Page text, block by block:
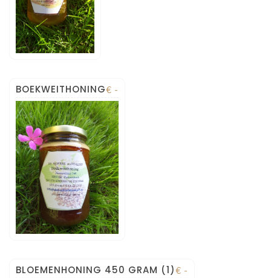
BOEKWEITHONING€ -
BLOEMENHONING 450 GRAM (1)€ -